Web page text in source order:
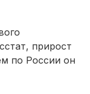
прирост
по России он